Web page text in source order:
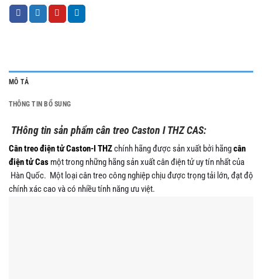
MÔ TẢ
THÔNG TIN BỔ SUNG
THông tin sản phẩm cân treo Caston I THZ CAS:
Cân treo điện tử Caston-I THZchính hãng được sản xuất bởi hãngcân
điện tử Cas một trong những hãng sản xuất cân điện tử uy tín nhất của
Hàn Quốc. Một loại cân treo công nghiệp chịu được trọng tải lớn, đạt độ
chính xác cao và có nhiều tính năng ưu việt.